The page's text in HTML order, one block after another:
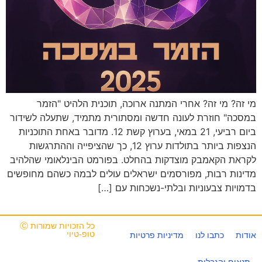
מי זה? מי זה? אחרי המתנה ארוכה, תוכנית הלהיט "הזמר
במסכה" חוזרת לעונה חדשה ומסתורית מתמיד, שתעלה לשידור
ביום רביעי, 21 במאי, בערוץ קשת 12. מדובר באחת התוכניות
הנצפות ביותר בתולדות ערוץ 12, כך שהציפייה וההתרגשות
לקראת הקאמבק מוצדקות בהחלט. בפורמט הבינלאומי שהלהיב
מדינות רבות, מפורסמים ישראלים עולים לבמה כשהם מחופשים
בדמויות צבעוניות ובלתי-נשכחות עם […]
אודות כתבו לנו מדיניות פרטיות
כל הזכויות שמורות Ⓒ
טופ-טיוי